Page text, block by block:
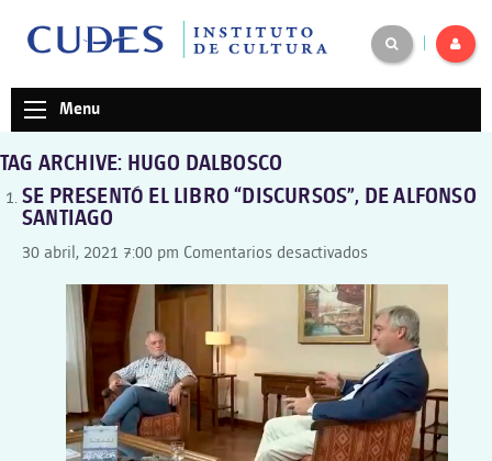
Menu
TAG ARCHIVE: HUGO DALBOSCO
SE PRESENTÓ EL LIBRO “DISCURSOS”, DE ALFONSO
SANTIAGO
30 abril, 2021 7:00 pm Comentarios desactivadosen
PRESENTÓ
EL
LIBRO
“DISCURSOS”,
DE
ALFONSO